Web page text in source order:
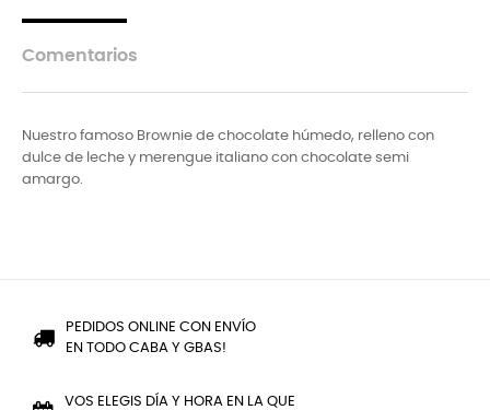
Comentarios
Nuestro famoso Brownie de chocolate húmedo, relleno con
dulce de leche y merengue italiano con chocolate semi
amargo.
PEDIDOS ONLINE CON ENVÍO
EN TODO CABA Y GBAS!
VOS ELEGIS DÍA Y HORA EN LA QUE